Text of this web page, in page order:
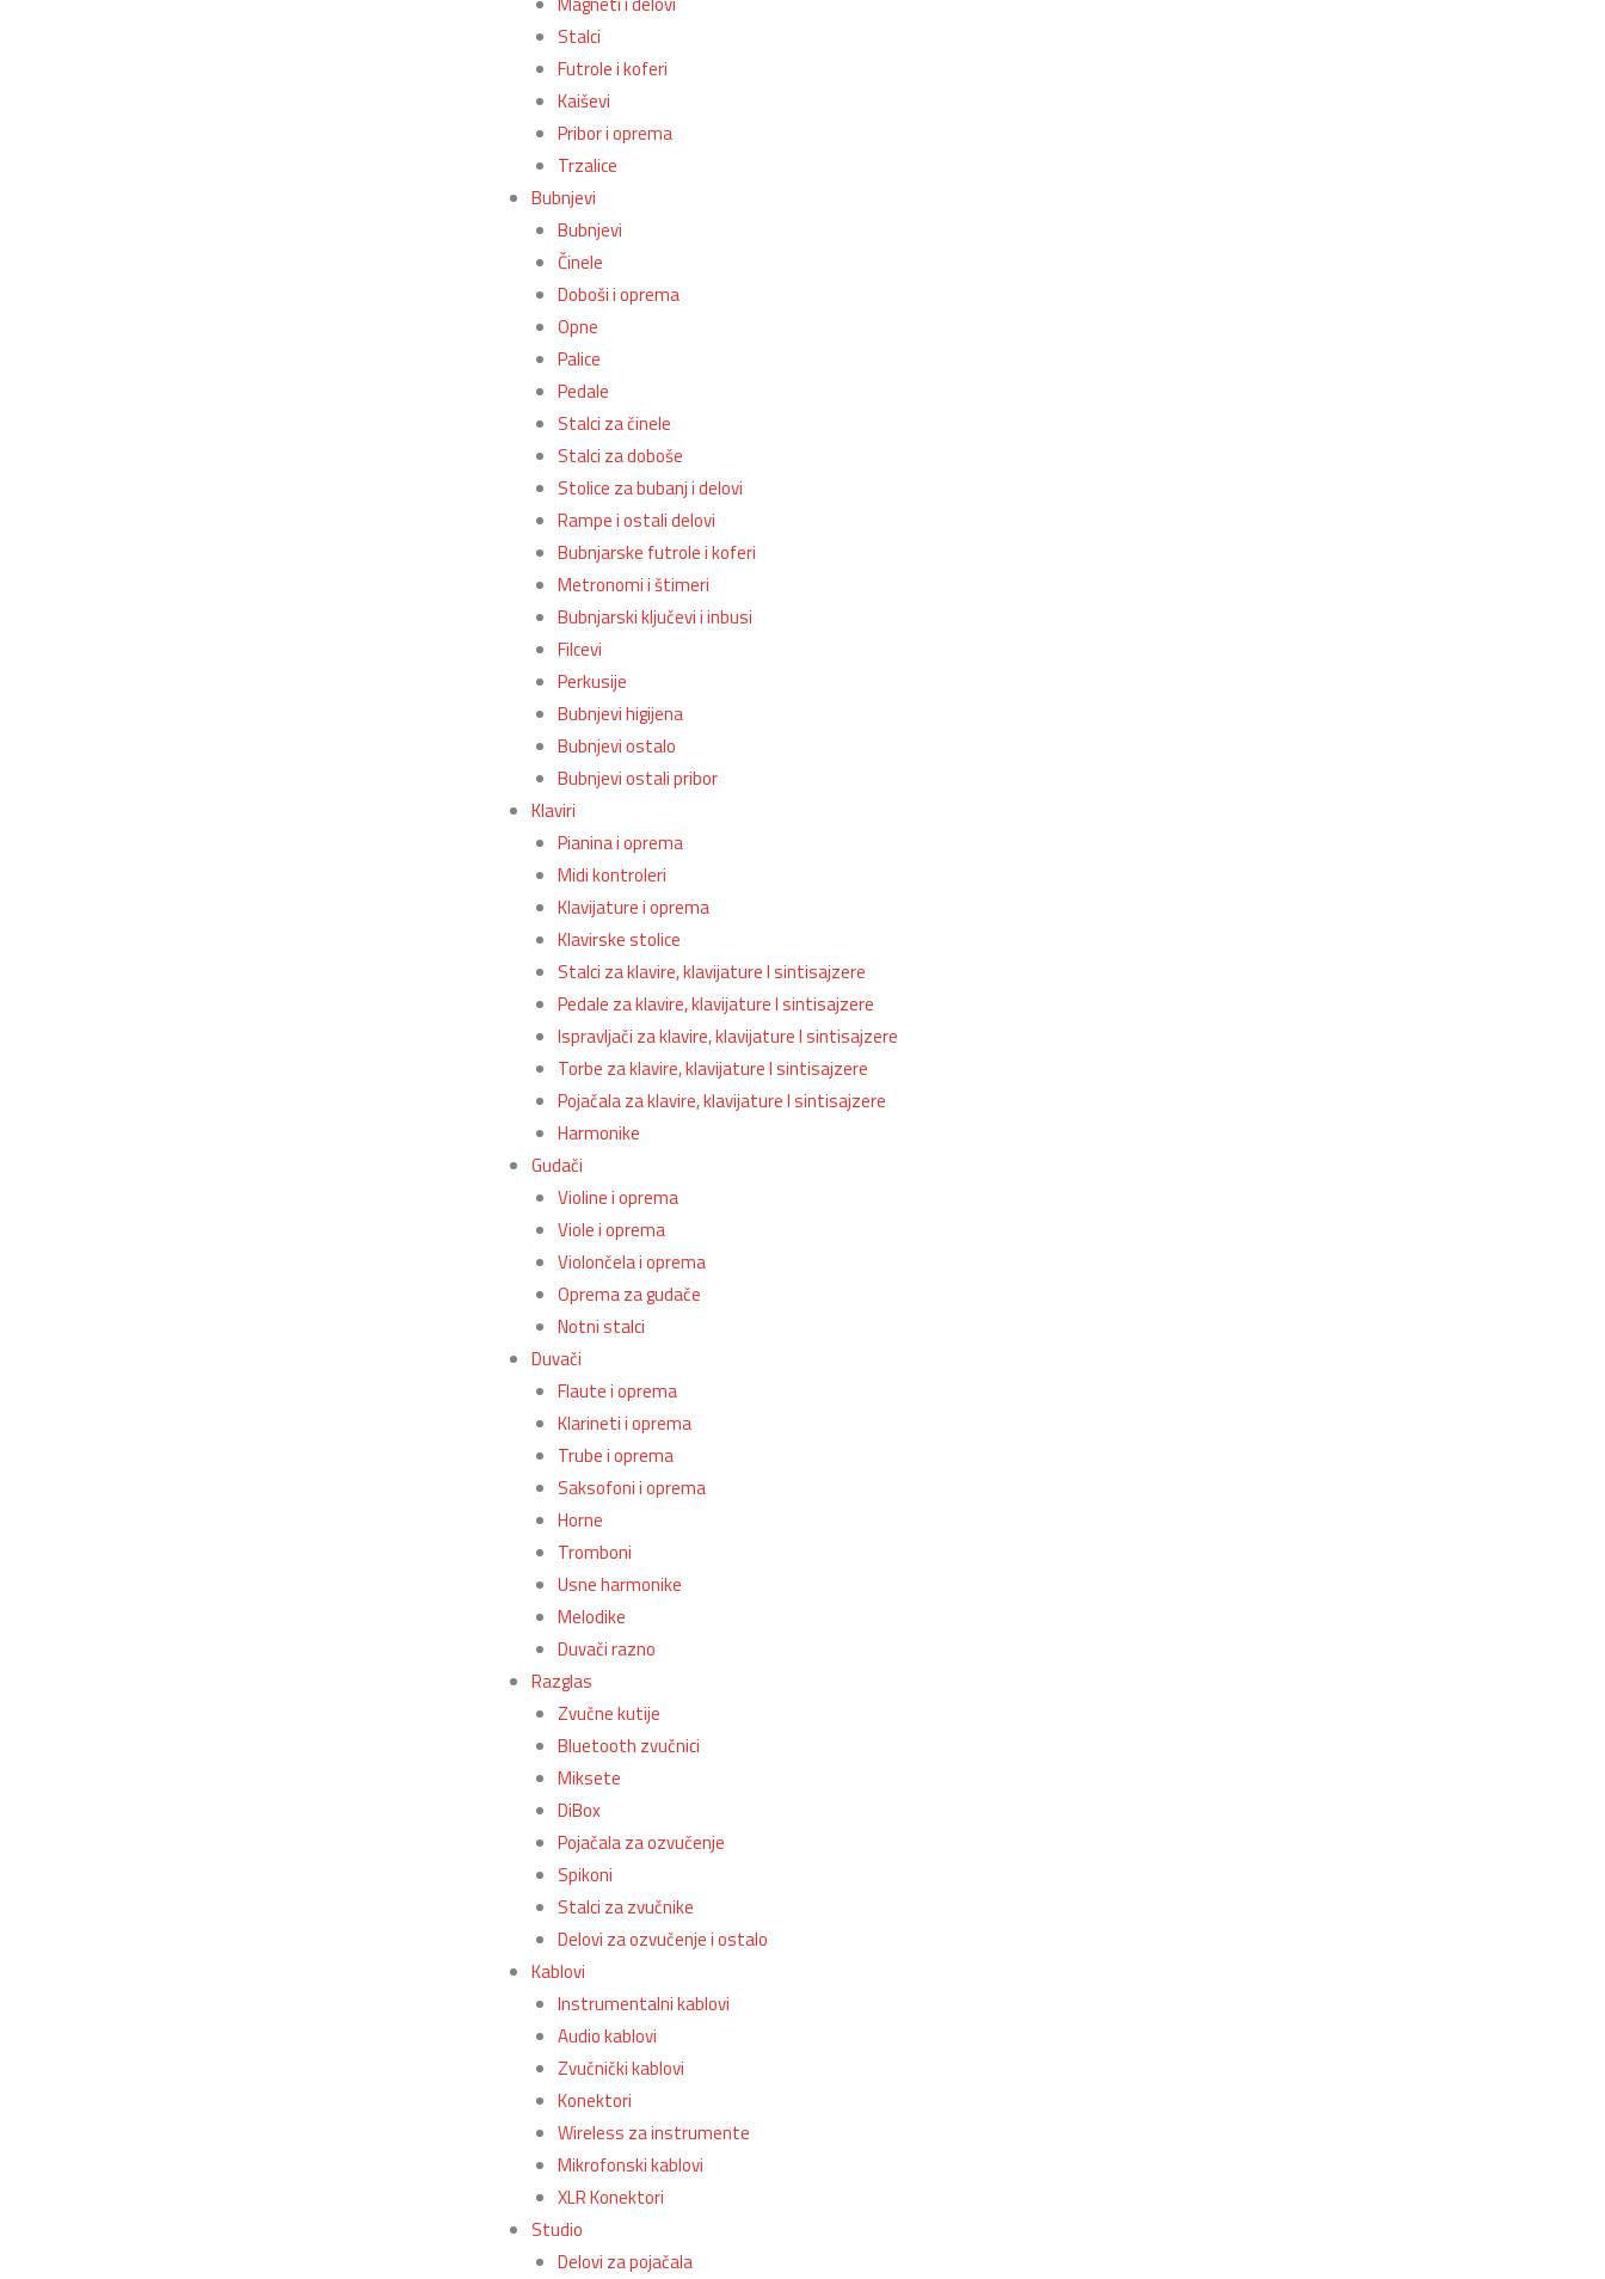
Stalci
Futrole i koferi
Kaiševi
Pribor i oprema
Trzalice
Bubnjevi
Bubnjevi
Činele
Doboši i oprema
Opne
Palice
Pedale
Stalci za činele
Stalci za doboše
Stolice za bubanj i delovi
Rampe i ostali delovi
Bubnjarske futrole i koferi
Metronomi i štimeri
Bubnjarski ključevi i inbusi
Filcevi
Perkusije
Bubnjevi higijena
Bubnjevi ostalo
Bubnjevi ostali pribor
Klaviri
Pianina i oprema
Midi kontroleri
Klavijature i oprema
Klavirske stolice
Stalci za klavire, klavijature I sintisajzere
Pedale za klavire, klavijature I sintisajzere
Ispravljači za klavire, klavijature I sintisajzere
Torbe za klavire, klavijature I sintisajzere
Pojačala za klavire, klavijature I sintisajzere
Harmonike
Gudači
Violine i oprema
Viole i oprema
Violončela i oprema
Oprema za gudače
Notni stalci
Duvači
Flaute i oprema
Klarineti i oprema
Trube i oprema
Saksofoni i oprema
Horne
Tromboni
Usne harmonike
Melodike
Duvači razno
Razglas
Zvučne kutije
Bluetooth zvučnici
Miksete
DiBox
Pojačala za ozvučenje
Spikoni
Stalci za zvučnike
Delovi za ozvučenje i ostalo
Kablovi
Instrumentalni kablovi
Audio kablovi
Zvučnički kablovi
Konektori
Wireless za instrumente
Mikrofonski kablovi
XLR Konektori
Studio
Delovi za pojačala